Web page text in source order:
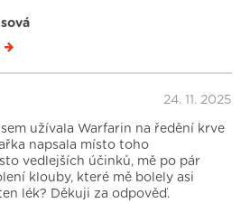
24. 11. 2025
užívala Warfarin na ředění krve
napsala místo toho
vedlejších účinků, mě po pár
klouby, které mě bolely asi
lék? Děkuji za odpověď.